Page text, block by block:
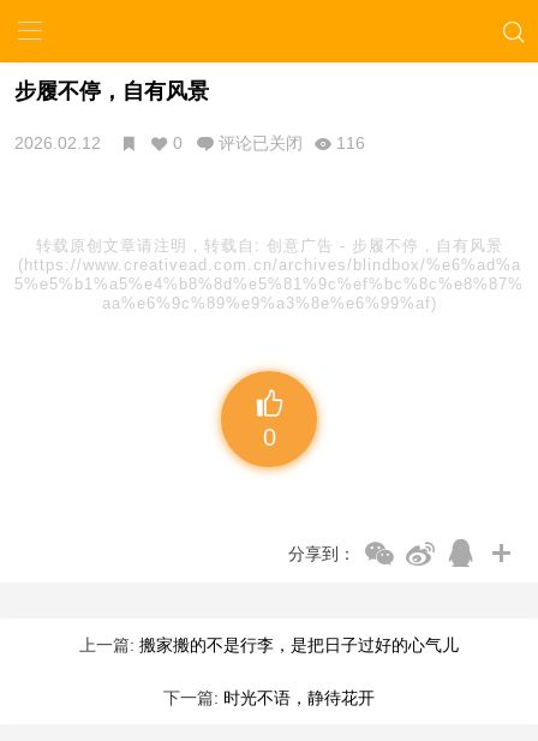
步履不停，自有风景
2026.02.12 0 评论已关闭 116
转载原创文章请注明，转载自: 创意广告 - 步履不停，自有风景
(https://www.creativead.com.cn/archives/blindbox/%e6%ad%a
5%e5%b1%a5%e4%b8%8d%e5%81%9c%ef%bc%8c%e8%87%
aa%e6%9c%89%e9%a3%8e%e6%99%af)
0
分享到：
上一篇: 搬家搬的不是行李，是把日子过好的心气儿
下一篇: 时光不语，静待花开